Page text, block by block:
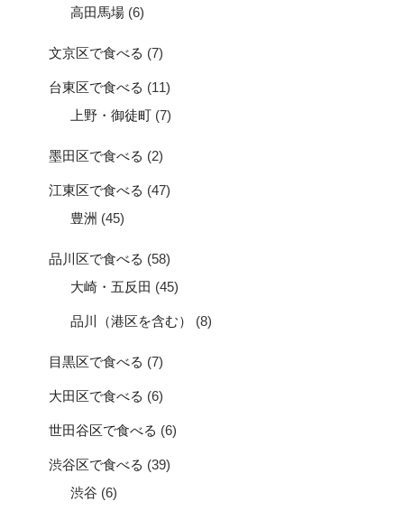
高田馬場 (6)
文京区で食べる (7)
台東区で食べる (11)
上野・御徒町 (7)
墨田区で食べる (2)
江東区で食べる (47)
豊洲 (45)
品川区で食べる (58)
大崎・五反田 (45)
品川（港区を含む） (8)
目黒区で食べる (7)
大田区で食べる (6)
世田谷区で食べる (6)
渋谷区で食べる (39)
渋谷 (6)